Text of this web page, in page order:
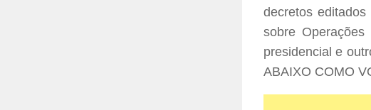
decretos
sobre Operações
presidencial e
ABAIXO COMO